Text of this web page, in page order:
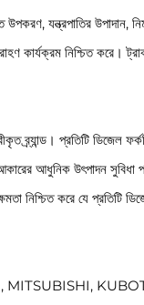
যন্ত্রপাতির উপাদান,
কার্যক্রম নিশ্চিত করে।
ব্র্যান্ড। প্রতিটি
আধুনিক উৎপাদন সুবিধা
নিশ্চিত করে যে প্রতিটি